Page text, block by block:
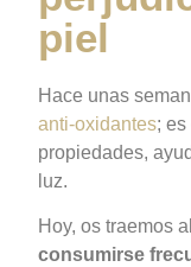
piel
Hace unas
anti-oxidantes; es
propiedades,
luz.
Hoy, os traemos
consumirse